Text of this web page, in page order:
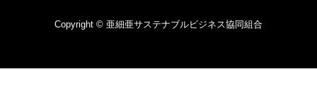
Copyright © 亜細亜サステナブルビジネス協同組合